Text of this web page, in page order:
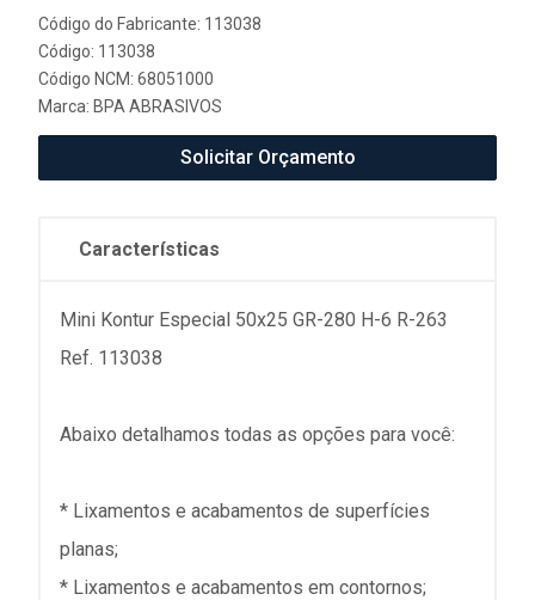
Código do Fabricante: 113038
Código: 113038
Código NCM: 68051000
Marca: BPA ABRASIVOS
Solicitar Orçamento
Características
Mini Kontur Especial 50x25 GR-280 H-6 R-263
Ref. 113038
Abaixo detalhamos todas as opções para você:
* Lixamentos e acabamentos de superfícies
planas;
* Lixamentos e acabamentos em contornos;